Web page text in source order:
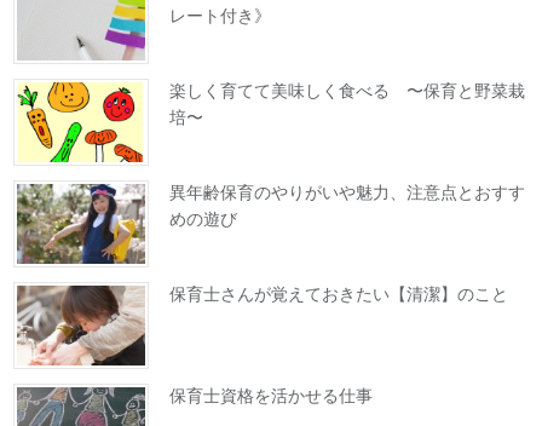
レート付き》
楽しく育てて美味しく食べる 〜保育と野菜栽
培〜
異年齢保育のやりがいや魅力、注意点とおすす
めの遊び
保育士さんが覚えておきたい【清潔】のこと
保育士資格を活かせる仕事